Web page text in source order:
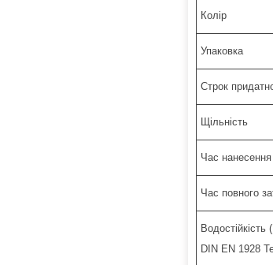
Колір
Упаковка
Строк
Щільність
Час
Час повного
DIN EN 1928